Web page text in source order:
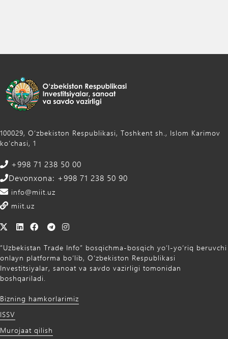
100029, Oʻzbekiston Respublikasi, Toshkent sh., Islom Karimov
ko‘chasi, 1
+998 71 238 50 00
Devonxona: +998 71 238 50 90
info@miit.uz
miit.uz
“Uzbekistan Trade Info” bosqichma-bosqich yo‘l-yo‘riq beruvchi
onlayn platforma bo‘lib, O‘zbekiston Respublikasi
Investitsiyalar, sanoat va savdo vazirligi tomonidan
boshqariladi.
Bizning hamkorlarimiz
ISSV
Murojaat qilish